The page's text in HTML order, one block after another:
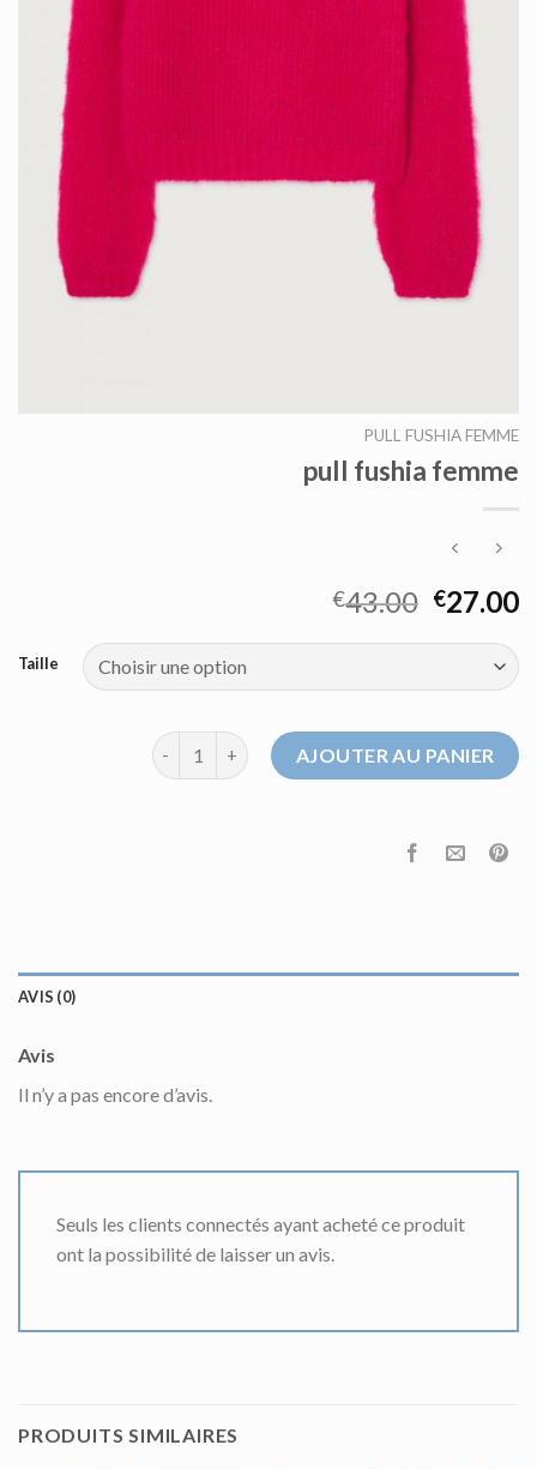
PULL FUSHIA FEMME
pull fushia femme
€43.00 €27.00
Taille
quantité de pull fushia femmeAJOUTER AU PANIER
AVIS (0)
Avis
Il n’y a pas encore d’avis.
Seuls les clients connectés ayant acheté ce produit
ont la possibilité de laisser un avis.
PRODUITS SIMILAIRES